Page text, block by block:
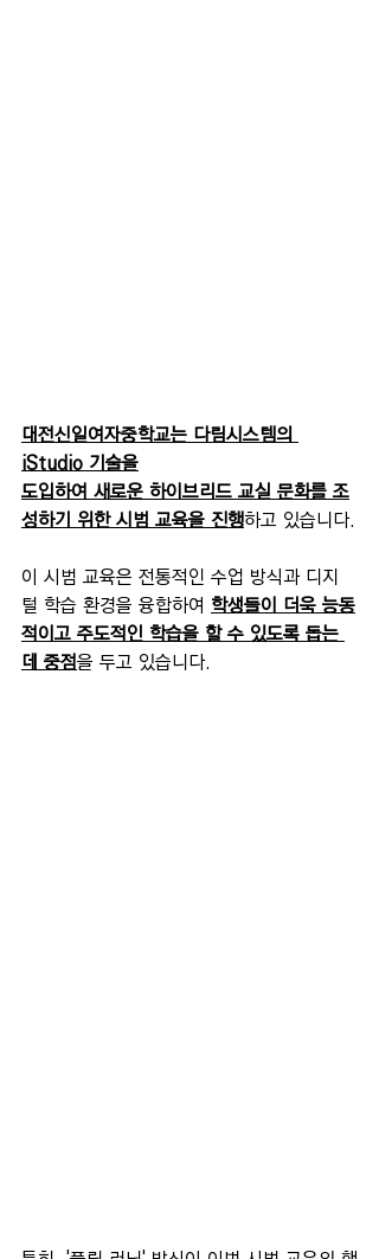
대전신일여자중학교는 다림시스템의
iStudio 기술을
도입하여 새로운 하이브리드 교실 문화를 조
성하기 위한 시범 교육을 진행하고 있습니다.
이 시범 교육은 전통적인 수업 방식과 디지
털 학습 환경을 융합하여 학생들이 더욱 능동
적이고 주도적인 학습을 할 수 있도록 돕는
데 중점을 두고 있습니다.